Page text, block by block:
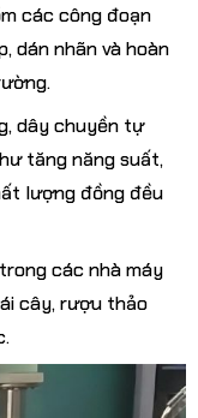
các công đoạn
dán nhãn và hoàn
dây chuyền tự
tăng năng suất,
lượng đồng đều
các nhà máy
cây, rượu thảo